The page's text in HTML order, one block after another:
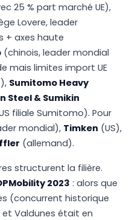
25 % part marché UE),
Lovere, leader
+ axes haute
(chinois, leader mondial
mais limites import UE
Sumitomo Heavy
Steel & Sumikin
filiale Sumitomo). Pour
mondial), Timken (US),
(allemand).
structurent la filière.
2023 : alors que
(concurrent historique
Valdunes était en